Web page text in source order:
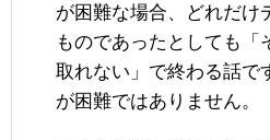
が困難な場合、どれだけ
ものであったとしても「
取れない」で終わる話で
が困難ではありません。